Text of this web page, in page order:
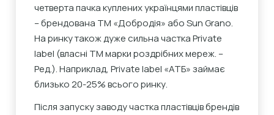
четверта пачка куплених українцями пластівців
– брендована ТМ «Добродія» або Sun Grano.
На ринку також дуже сильна частка Private
label (власні ТМ марки роздрібних мереж. –
Ред.). Наприклад, Private label «АТБ» займає
близько 20-25% всього ринку.
Після запуску заводу частка пластівців брендів